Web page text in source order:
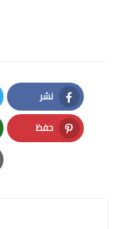
نشر
Facebook
حفظ
Pinterest